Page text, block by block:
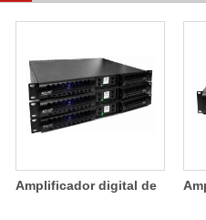
Amplificador digital de